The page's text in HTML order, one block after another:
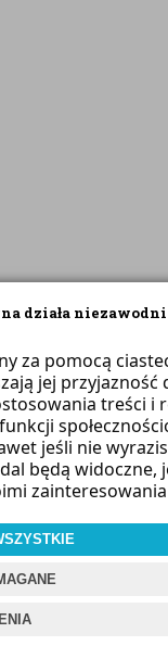
działa
za pomocą
jej przyjazność
treści i
jeśli nie
będą widoczne,